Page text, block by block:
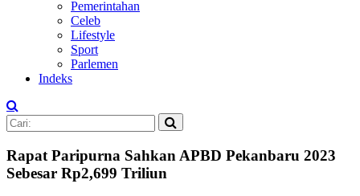
Pemerintahan
Celeb
Lifestyle
Sport
Parlemen
Indeks
Rapat Paripurna Sahkan APBD Pekanbaru 2023
Sebesar Rp2,699 Triliun